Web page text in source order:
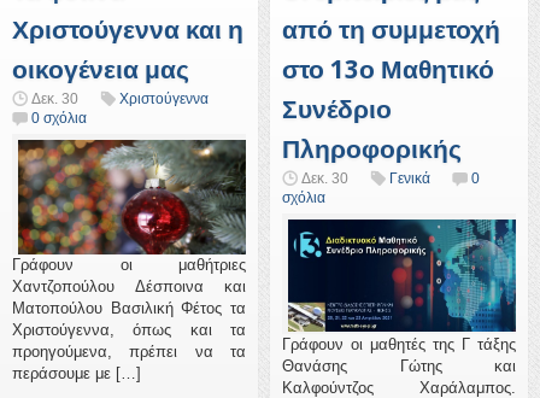
Χριστούγεννα και η
οικογένεια μας
Δεκ. 30
Χριστούγεννα
0 σχόλια
Γράφουν οι μαθήτριες
Χαντζοπούλου Δέσποινα και
Ματοπούλου Βασιλική Φέτος τα
Χριστούγεννα, όπως και τα
προηγούμενα, πρέπει να τα
περάσουμε με […]
από τη συμμετοχή
στο 13ο Μαθητικό
Συνέδριο
Πληροφορικής
Δεκ. 30 Γενικά
0
σχόλια
Γράφουν οι μαθητές της Γ τάξης
Θανάσης Γώτης και
Καλφούντζος Χαράλαμπος.